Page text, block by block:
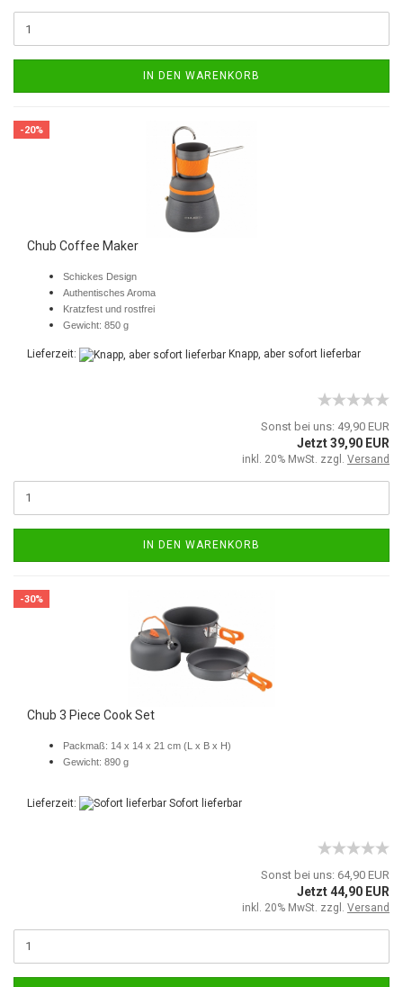
IN DEN WARENKORB
-20%
Chub Coffee Maker
Schickes Design
Authentisches Aroma
Kratzfest und rostfrei
Gewicht: 850 g
Lieferzeit: Knapp, aber sofort lieferbar
Sonst bei uns: 49,90 EUR
Jetzt 39,90 EUR
inkl. 20% MwSt. zzgl. Versand
IN DEN WARENKORB
-30%
Chub 3 Piece Cook Set
Packmaß: 14 x 14 x 21 cm (L x B x H)
Gewicht: 890 g
Lieferzeit: Sofort lieferbar
Sonst bei uns: 64,90 EUR
Jetzt 44,90 EUR
inkl. 20% MwSt. zzgl. Versand